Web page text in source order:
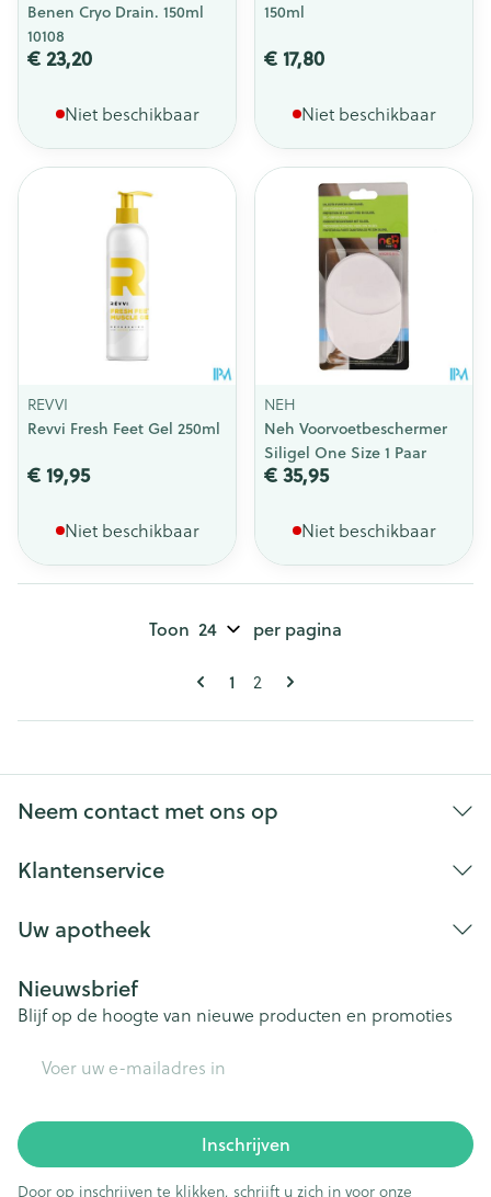
Benen Cryo Drain. 150ml
10108
€ 23,20
Niet beschikbaar
150ml
€ 17,80
Niet beschikbaar
REVVI
Revvi Fresh Feet Gel 250ml
€ 19,95
Niet beschikbaar
NEH
Neh Voorvoetbeschermer
Siligel One Size 1 Paar
€ 35,95
Niet beschikbaar
Pagina's
U lees momenteel pagina
1 Pagina
2
Toon per pagina
Neem contact met ons op
Klantenservice
Uw apotheek
Nieuwsbrief
Blijf op de hoogte van nieuwe producten en promoties
Inschrijven
Door op inschrijven te klikken, schrijft u zich in voor onze